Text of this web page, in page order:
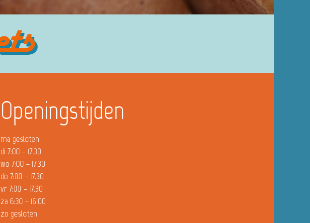
Openingstijden
ma gesloten
di 7:00 – 17.30
wo 7:00 – 17.30
do 7:00 – 17.30
vr 7:00 – 17.30
za 6:30 – 16:00
zo gesloten